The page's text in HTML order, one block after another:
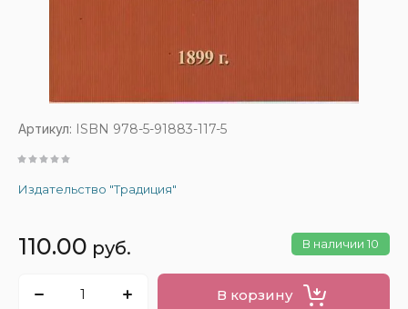
Артикул: ISBN 978-5-91883-117-5
Издательство "Традиция"
В наличии 10
110.00 руб.
В корзину